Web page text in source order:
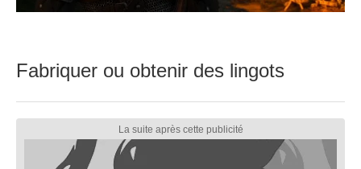
Fabriquer ou obtenir des lingots